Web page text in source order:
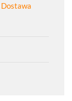
Dostawa